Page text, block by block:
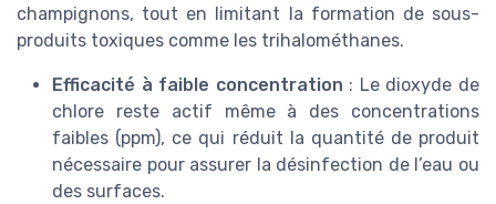
champignons, tout en limitant la formation de sous-
produits toxiques comme les trihalométhanes.
Efficacité à faible concentration : Le dioxyde de
chlore reste actif même à des concentrations
faibles (ppm), ce qui réduit la quantité de produit
nécessaire pour assurer la désinfection de l’eau ou
des surfaces.